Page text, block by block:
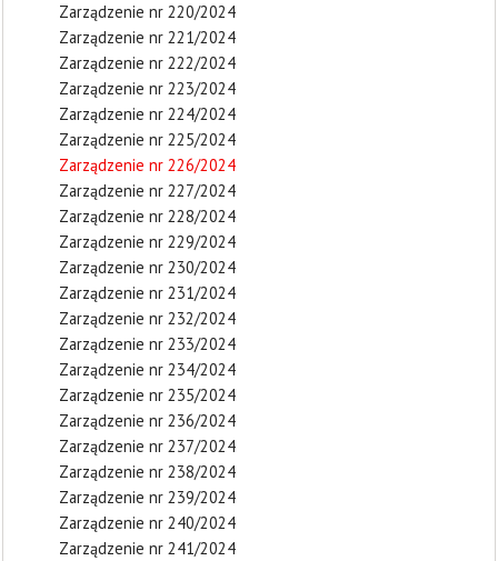
Zarządzenie nr 220/2024
Zarządzenie nr 221/2024
Zarządzenie nr 222/2024
Zarządzenie nr 223/2024
Zarządzenie nr 224/2024
Zarządzenie nr 225/2024
Zarządzenie nr 226/2024
Zarządzenie nr 227/2024
Zarządzenie nr 228/2024
Zarządzenie nr 229/2024
Zarządzenie nr 230/2024
Zarządzenie nr 231/2024
Zarządzenie nr 232/2024
Zarządzenie nr 233/2024
Zarządzenie nr 234/2024
Zarządzenie nr 235/2024
Zarządzenie nr 236/2024
Zarządzenie nr 237/2024
Zarządzenie nr 238/2024
Zarządzenie nr 239/2024
Zarządzenie nr 240/2024
Zarządzenie nr 241/2024